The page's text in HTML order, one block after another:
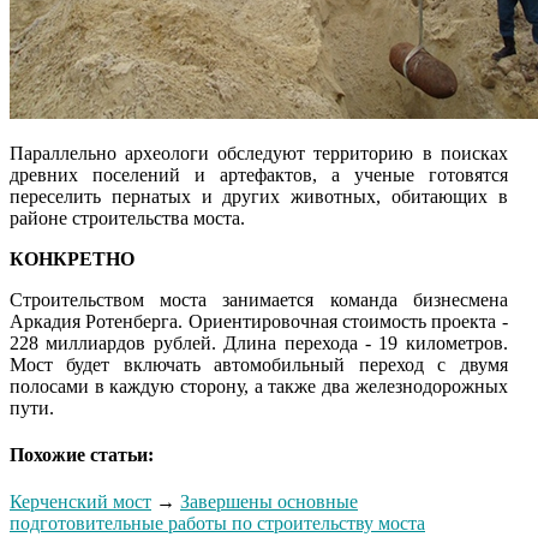
Параллельно археологи обследуют территорию в поисках
древних поселений и артефактов, а ученые готовятся
переселить пернатых и других животных, обитающих в
районе строительства моста.
КОНКРЕТНО
Строительством моста занимается команда бизнесмена
Аркадия Ротенберга. Ориентировочная стоимость проекта -
228 миллиардов рублей. Длина перехода - 19 километров.
Мост будет включать автомобильный переход с двумя
полосами в каждую сторону, а также два железнодорожных
пути.
Похожие статьи:
Керченский мост → Завершены основные
подготовительные работы по строительству моста